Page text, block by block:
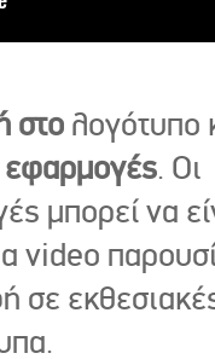
στο λογότυπο
. Οι
μπορεί να
video
σε